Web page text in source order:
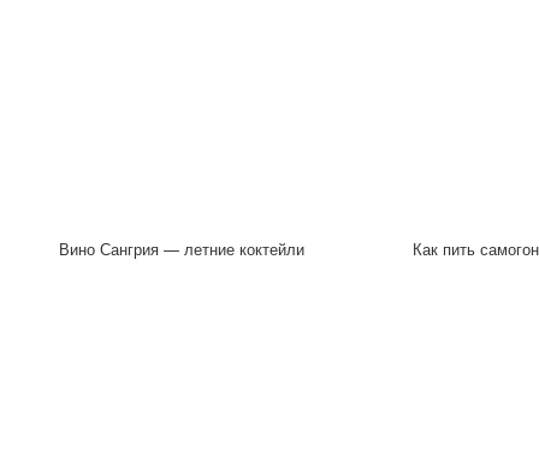
Вино Сангрия — летние коктейли Как пить самогон